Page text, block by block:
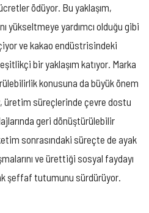
ödüyor. Bu yaklaşım,
yükseltmeye yardımcı olduğu gibi
ve kakao endüstrisindeki
bir yaklaşım katıyor. Marka
konusuna da büyük önem
, üretim süreçlerinde çevre dostu
geri dönüştürülebilir
sonrasındaki süreçte de ayak
ve ürettiği sosyal faydayı
şeffaf tutumunu sürdürüyor.